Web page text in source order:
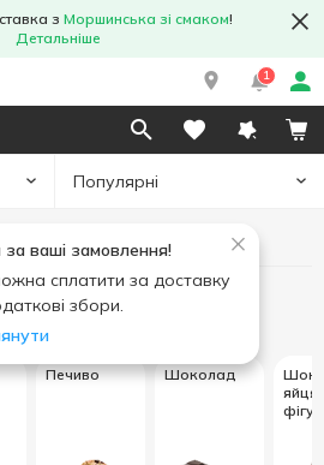
з Моршинська зі смаком!
Детальніше
1
Популярні
за ваші замовлення!
сплатити за доставку
збори.
Печиво Шоколад
яйця,